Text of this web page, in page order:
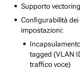
Supporto
Configurabilità dei
impostazioni:
tagged (VLAN
traffico voce)